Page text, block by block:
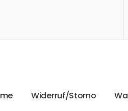
me Widerruf/Storno Wa